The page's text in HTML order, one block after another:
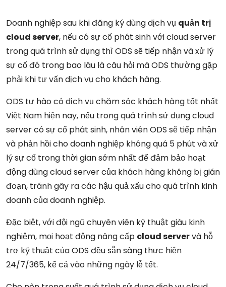
Doanh nghiệp sau khi đăng ký dùng dịch vụ quản trị
cloud server, nếu có sự cố phát sinh với cloud server
trong quá trình sử dụng thì ODS sẽ tiếp nhận và xử lý
sự cố đó trong bao lâu là câu hỏi mà ODS thường gặp
phải khi tư vấn dịch vụ cho khách hàng.
ODS tự hào có dịch vụ chăm sóc khách hàng tốt nhất
Việt Nam hiện nay, nếu trong quá trình sử dụng cloud
server có sự cố phát sinh, nhân viên ODS sẽ tiếp nhận
và phản hồi cho doanh nghiệp không quá 5 phút và xử
lý sự cố trong thời gian sớm nhất để đảm bảo hoạt
động dùng cloud server của khách hàng không bị gián
đoạn, tránh gây ra các hậu quả xấu cho quá trình kinh
doanh của doanh nghiệp.
Đặc biệt, với đội ngũ chuyên viên kỹ thuật giàu kinh
nghiệm, mọi hoạt động nâng cấp cloud servervà hỗ
trợ kỹ thuật của ODS đều sẵn sàng thực hiện
24/7/365, kể cả vào những ngày lễ tết.